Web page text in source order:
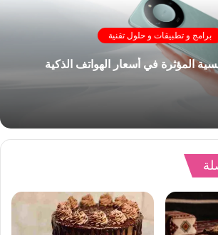
برامج و تطبيقات و حلول تقنية
المؤثرة في أسعار الهواتف الذكية